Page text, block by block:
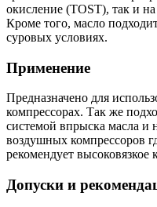
окисление (TOST), так и
Кроме того, масло
суровых условиях.
Применение
Предназначено для
компрессорах. Так же
системой впрыска масла и
воздушных компрессоров
рекомендует высоковязкое
Допуски и